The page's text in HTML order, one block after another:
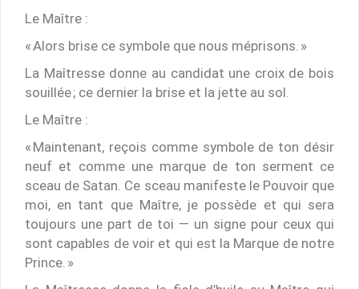
Le Maître :
« Alors brise ce symbole que nous méprisons. »
La Maîtresse donne au candidat une croix de bois
souillée ; ce dernier la brise et la jette au sol.
Le Maître :
« Maintenant, reçois comme symbole de ton désir
neuf et comme une marque de ton serment ce
sceau de Satan. Ce sceau manifeste le Pouvoir que
moi, en tant que Maître, je possède et qui sera
toujours une part de toi — un signe pour ceux qui
sont capables de voir et qui est la Marque de notre
Prince. »